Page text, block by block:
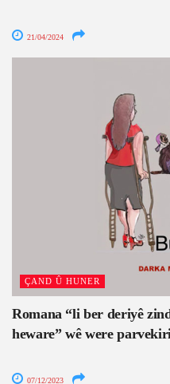
21/04/2024
ÇAND Û HUNER
Romana “li ber deriyê
heware” wê were
07/12/2023